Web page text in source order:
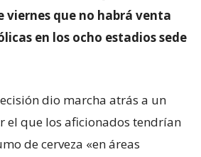
viernes que no habrá venta
en los ocho estadios sede
dio marcha atrás a un
el que los aficionados tendrían
de cerveza «en áreas